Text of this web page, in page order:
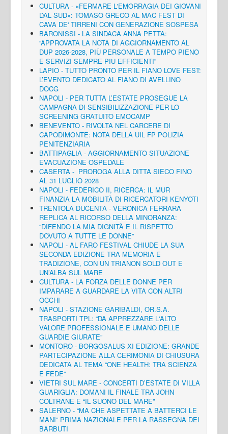
CULTURA - «FERMARE L'EMORRAGIA DEI GIOVANI
DAL SUD»: TOMASO GRECO AL MAC FEST DI
CAVA DE' TIRRENI CON GENERAZIONE SOSPESA
BARONISSI - LA SINDACA ANNA PETTA:
“APPROVATA LA NOTA DI AGGIORNAMENTO AL
DUP 2026-2028, PIÙ PERSONALE A TEMPO PIENO
E SERVIZI SEMPRE PIÙ EFFICIENTI”
LAPIO - TUTTO PRONTO PER IL FIANO LOVE FEST:
L’EVENTO DEDICATO AL FIANO DI AVELLINO
DOCG
NAPOLI - PER TUTTA L’ESTATE PROSEGUE LA
CAMPAGNA DI SENSIBILIZZAZIONE PER LO
SCREENING GRATUITO EMOCAMP
BENEVENTO - RIVOLTA NEL CARCERE DI
CAPODIMONTE: NOTA DELLA UIL FP POLIZIA
PENITENZIARIA
BATTIPAGLIA - AGGIORNAMENTO SITUAZIONE
EVACUAZIONE OSPEDALE
CASERTA - PROROGA ALLA DITTA SIECO FINO
AL 31 LUGLIO 2028
NAPOLI - FEDERICO II, RICERCA: IL MUR
FINANZIA LA MOBILITÀ DI RICERCATORI KENYOTI
TRENTOLA DUCENTA - VERONICA FERRARA
REPLICA AL RICORSO DELLA MINORANZA:
“DIFENDO LA MIA DIGNITÀ E IL RISPETTO
DOVUTO A TUTTE LE DONNE”
NAPOLI - AL FARO FESTIVAL CHIUDE LA SUA
SECONDA EDIZIONE TRA MEMORIA E
TRADIZIONE, CON UN TRIANON SOLD OUT E
UN’ALBA SUL MARE
CULTURA - LA FORZA DELLE DONNE PER
IMPARARE A GUARDARE LA VITA CON ALTRI
OCCHI
NAPOLI - STAZIONE GARIBALDI, OR.S.A.
TRASPORTI TPL: “DA APPREZZARE L'ALTO
VALORE PROFESSIONALE E UMANO DELLE
GUARDIE GIURATE”
MONTORO - BORGOSALUS XI EDIZIONE: GRANDE
PARTECIPAZIONE ALLA CERIMONIA DI CHIUSURA
DEDICATA AL TEMA “ONE HEALTH: TRA SCIENZA
E FEDE”
VIETRI SUL MARE - CONCERTI D’ESTATE DI VILLA
GUARIGLIA: DOMANI IL FINALE TRA JOHN
COLTRANE E “IL SUONO DEL MARE”
SALERNO - “MA CHE ASPETTATE A BATTERCI LE
MANI” PRIMA NAZIONALE PER LA RASSEGNA DEI
BARBUTI